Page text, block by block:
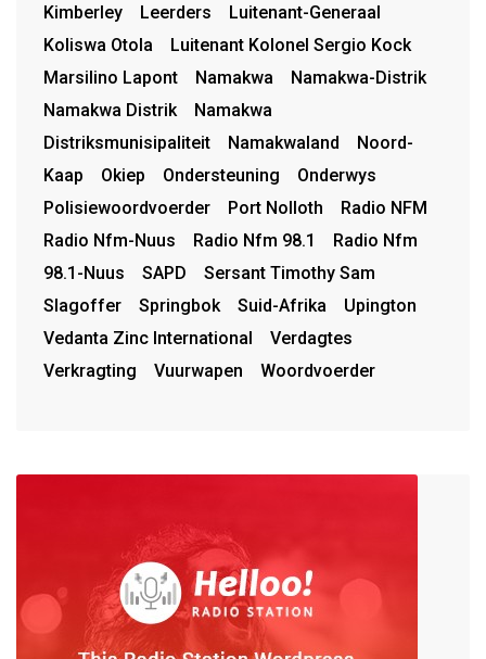
Kimberley
Leerders
Luitenant-Generaal
Koliswa Otola
Luitenant Kolonel Sergio Kock
Marsilino Lapont
Namakwa
Namakwa-Distrik
Namakwa Distrik
Namakwa
Distriksmunisipaliteit
Namakwaland
Noord-
Kaap
Okiep Ondersteuning
Onderwys
Polisiewoordvoerder
Port Nolloth
Radio NFM
Radio Nfm-Nuus
Radio Nfm 98.1
Radio Nfm
98.1-Nuus
SAPD
Sersant Timothy Sam
Slagoffer
Springbok Suid-Afrika
Upington
Vedanta Zinc International
Verdagtes
Verkragting
Vuurwapen Woordvoerder